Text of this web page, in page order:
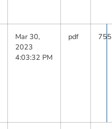
Mar 30,
2023
4:03:32 PM
pdf